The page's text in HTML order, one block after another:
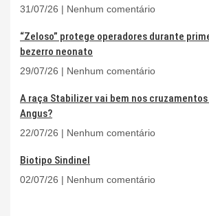
31/07/26 Nenhum comentário
“Zeloso” protege operadores durante
bezerro neonato
29/07/26 Nenhum comentário
A raça Stabilizer vai bem nos
Angus?
22/07/26 Nenhum comentário
Biotipo Sindinel
02/07/26 Nenhum comentário